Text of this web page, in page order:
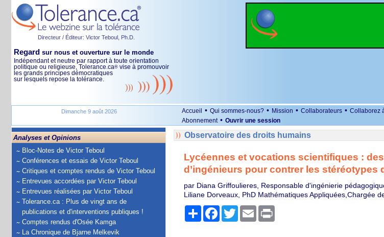
Directeur / Éditeur: Victor Teboul, Ph.D.
Regard sur nous et ouverture sur le monde
Indépendant et neutre par rapport à toute orientation
politique ou religieuse, Tolerance.ca® vise à promouvoir
les grands principes démocratiques
sur lesquels repose la tolérance.
Dimanche 9 août 2026 Accueil • Qui sommes-nous? • Mission • Collaborateurs • Collaborez
Abonnement • Ouvrir une session
Analyses et Opinions
Bloc-Notes de Victor Teboul
Conférences et essais de Victor Teboul
Critiques et comptes rendus de Victor Teboul
Entrevues accordées par Victor Teboul
Entrevues réalisées par Victor Teboul
Tolerance.ca : Plus de vingt ans de
publications et d'interventions publiques !
Comptes rendus d'Osée Kamga
La Chronique de Bjarne Melkevik
Observatoire des droits humains
Lycéennes et vocations scientifiques :
d’ingénieurs pour contrer les stéréotypes
par Diana Griffoulieres, Responsable d'ingénierie
Liliane Dorveaux, PhD Mathématiques Appliquées,Chargée
PartagerFacebook
TwitterEmail Print